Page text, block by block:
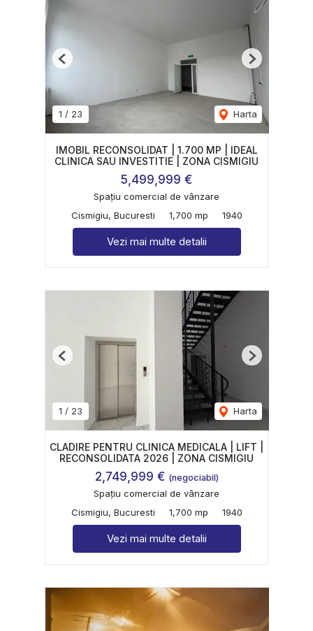
1 / 23 Harta
Previous Next
IMOBIL RECONSOLIDAT | 1.700 MP | IDEAL
CLINICA SAU INVESTITIE | ZONA CISMIGIU
5,499,999 €
Spațiu comercial de vânzare
Cismigiu, Bucuresti
1,700 mp 1940
Vezi mai multe detalii
1 / 23 Harta
Previous Next
CLADIRE PENTRU CLINICA MEDICALA | LIFT |
RECONSOLIDATA 2026 | ZONA CISMIGIU
2,749,999 € (negociabil)
Spațiu comercial de vânzare
Cismigiu, Bucuresti
1,700 mp 1940
Vezi mai multe detalii